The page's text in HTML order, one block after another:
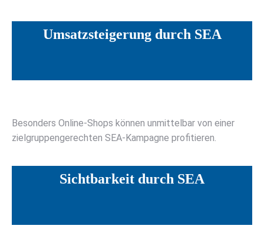
Umsatzsteigerung durch SEA
Besonders Online-Shops können unmittelbar von einer
zielgruppengerechten SEA-Kampagne profitieren.
Sichtbarkeit durch SEA